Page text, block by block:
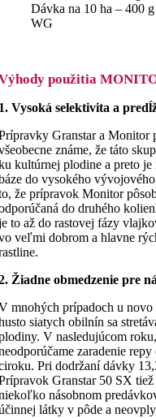
Dávka na 10 ha – 400
WG
použitia
Vysoká selektivita a
Granstar a Monitor
známe, že táto
kultúrnej plodine a preto
do vysokého
že prípravok Monitor
do druhého
to až do rastovej fázy
veľmi dobrom a hlavne
Žiadne obmedzenie pre
mnohých prípadoch u
siatych obilnín sa
V nasledujúcom
zaradenie
Pri dodržaní dávky
Granstar 50 SX
násobnom
látky v pôde a